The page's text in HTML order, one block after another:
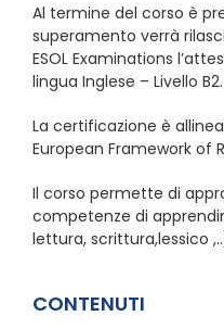
Al termine del corso è
superamento verrà
ESOL Examinations
lingua Inglese – Livello B2.
La certificazione è
European Framework of
Il corso permette di
competenze di
lettura, scrittura,lessico
CONTENUTI